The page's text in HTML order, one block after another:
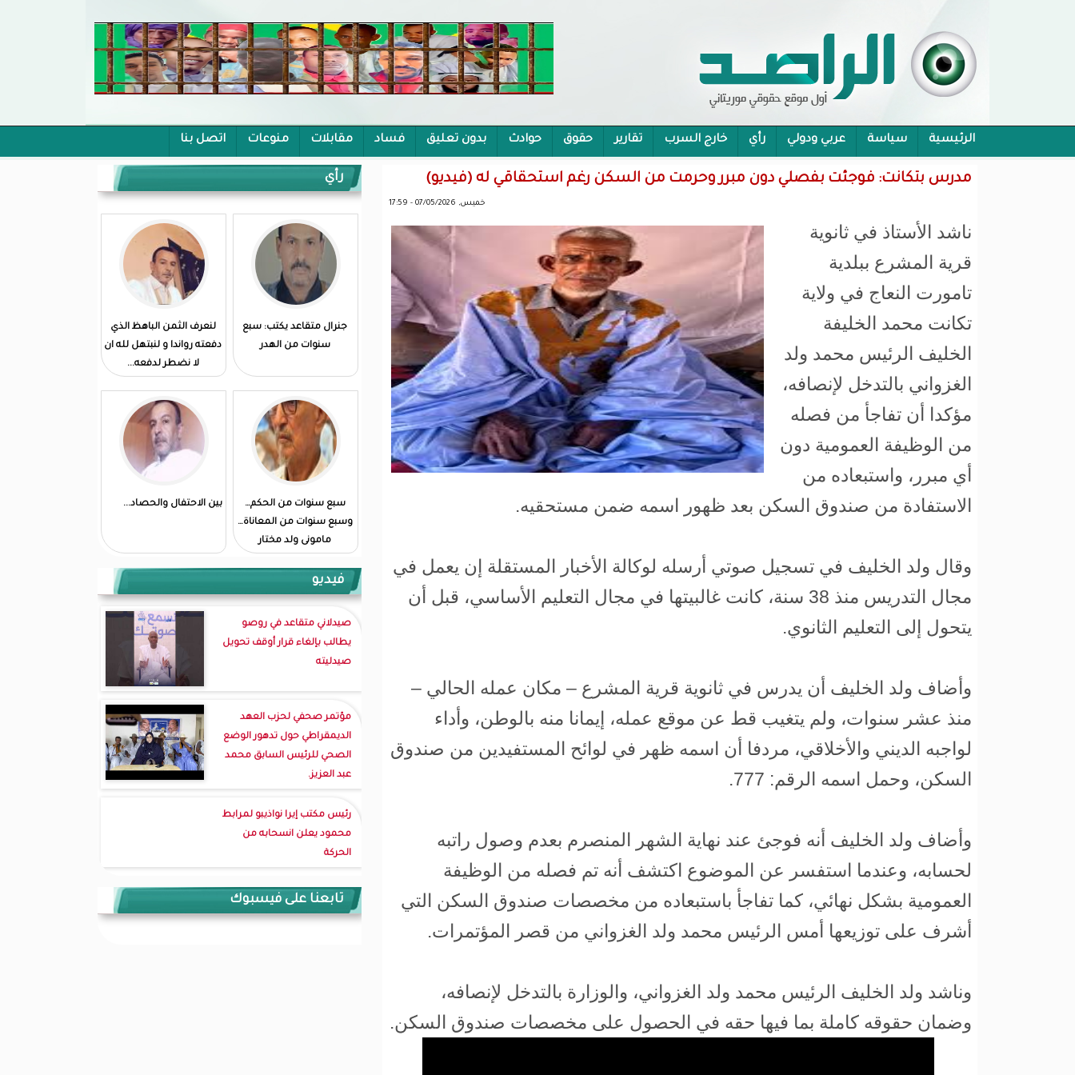
الرئيسية سياسة عربي ودولي رأي خارج السرب تقارير حقوق حوادث بدون تعليق فساد مقابلات منوعات اتصل بنا
محام:قانون حماية الرموز تفوح منه رائحة الاحكام الشمولية
مدرس بتكانت: فوجئت بفصلي دون مبرر وحرمت من السكن رغم استحقاقي له (فيديو)
خميس, 07/05/2026 - 17:59
ناشد الأستاذ في ثانوية
قرية المشرع ببلدية
تامورت النعاج في ولاية
تكانت محمد الخليفة
الخليف الرئيس محمد ولد
الغزواني بالتدخل لإنصافه،
مؤكدا أن تفاجأ من فصله
من الوظيفة العمومية دون
أي مبرر، واستبعاده من
الاستفادة من صندوق السكن بعد ظهور اسمه ضمن مستحقيه.
وقال ولد الخليف في تسجيل صوتي أرسله لوكالة الأخبار المستقلة إن يعمل في
مجال التدريس منذ 38 سنة، كانت غالبيتها في مجال التعليم الأساسي، قبل أن
يتحول إلى التعليم الثانوي.
وأضاف ولد الخليف أن يدرس في ثانوية قرية المشرع – مكان عمله الحالي –
منذ عشر سنوات، ولم يتغيب قط عن موقع عمله، إيمانا منه بالوطن، وأداء
لواجبه الديني والأخلاقي، مردفا أن اسمه ظهر في لوائح المستفيدين من صندوق
السكن، وحمل اسمه الرقم: 777.
وأضاف ولد الخليف أنه فوجئ عند نهاية الشهر المنصرم بعدم وصول راتبه
لحسابه، وعندما استفسر عن الموضوع اكتشف أنه تم فصله من الوظيفة
العمومية بشكل نهائي، كما تفاجأ باستبعاده من مخصصات صندوق السكن التي
أشرف على توزيعها أمس الرئيس محمد ولد الغزواني من قصر المؤتمرات.
وناشد ولد الخليف الرئيس محمد ولد الغزواني، والوزارة بالتدخل لإنصافه،
وضمان حقوقه كاملة بما فيها حقه في الحصول على مخصصات صندوق السكن.
رأي
جنرال متقاعد يكتب: سبع
سنوات من الهدر
لنعرف الثمن الباهظ الذي
دفعته رواندا و لنبتهل لله ان
لا نضطر لدفعه...
سبع سنوات من الحكم…
وسبع سنوات من المعاناة…
مامونى ولد مختار
بين الاحتفال والحصاد...
فيديو
صيدلاني متقاعد في روصو
يطالب بإلغاء قرار أوقف تحويل
صيدليته
مؤتمر صحفي لحزب العهد
الديمقراطي حول تدهور الوضع
الصحي للرئيس السابق محمد
عبد العزيز.
رئيس مكتب إيرا نواذيبو لمرابط
محمود يعلن انسحابه من
الحركة
تابعنا على فيسبوك